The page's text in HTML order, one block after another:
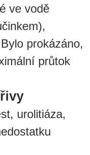
ve vodě
prokázáno,
průtok
urolitiáza,